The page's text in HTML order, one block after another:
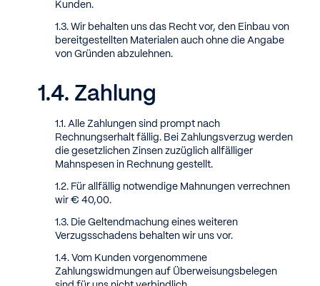
Kunden.
Wir behalten uns das Recht vor, den Einbau von
bereitgestellten Materialen auch ohne die Angabe
von Gründen abzulehnen.
Zahlung
Alle Zahlungen sind prompt nach
Rechnungserhalt fällig. Bei Zahlungsverzug werden
die gesetzlichen Zinsen zuzüglich allfälliger
Mahnspesen in Rechnung gestellt.
Für allfällig notwendige Mahnungen verrechnen
wir € 40,00.
Die Geltendmachung eines weiteren
Verzugsschadens behalten wir uns vor.
Vom Kunden vorgenommene
Zahlungswidmungen auf Überweisungsbelegen